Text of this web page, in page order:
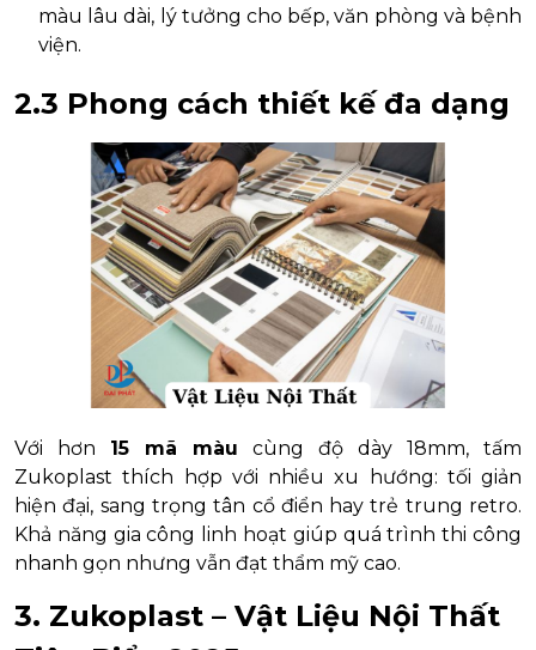
màu lâu dài, lý tưởng cho bếp, văn phòng và bệnh
viện.
2.3 Phong cách thiết kế đa dạng
Với hơn 15 mã màu cùng độ dày 18mm, tấm
Zukoplast thích hợp với nhiều xu hướng: tối giản
hiện đại, sang trọng tân cổ điển hay trẻ trung retro.
Khả năng gia công linh hoạt giúp quá trình thi công
nhanh gọn nhưng vẫn đạt thẩm mỹ cao.
3. Zukoplast – Vật Liệu Nội Thất